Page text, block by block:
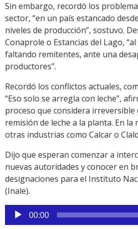
Sin embargo, recordó los
sector, “en un país estancado
niveles de producción”, sostuvo.
Conaprole o Estancias del Lago,
faltando remitentes, ante una
productores”.
Recordó los conflictos actuales,
“Eso solo se arregla con leche”,
proceso que considera irreversible
remisión de leche a la planta. En la
otras industrias como Calcar o
Dijo que esperan comenzar a
nuevas autoridades y conocer en
designaciones para el Instituto
(Inale).
Reproductor
de
00:00